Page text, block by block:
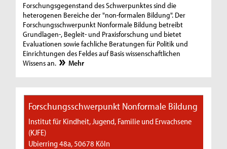
Forschungsgegenstand des Schwerpunktes sind die
heterogenen Bereiche der "non-formalen Bildung". Der
Forschungsschwerpunkt Nonformale Bildung betreibt
Grundlagen-, Begleit- und Praxisforschung und bietet
Evaluationen sowie fachliche Beratungen für Politik und
Einrichtungen des Feldes auf Basis wissenschaftlichen
Wissens an.
Mehr
Forschungsschwerpunkt Nonformale Bildung
Institut für Kindheit, Jugend, Familie und Erwachsene
(KJFE)
Ubierring 48a, 50678 Köln